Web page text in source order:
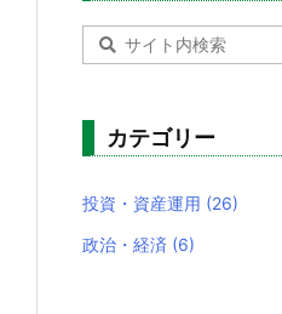
カテゴリー
投資・資産運用 (26)
政治・経済 (6)